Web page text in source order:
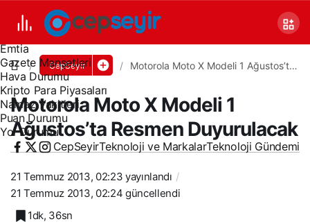
Covid 19
Döviz Kurları
Emtia
Gazete Manşetleri
Hava Durumu
Kripto Para Piyasaları
Namaz Vakitleri
Puan Durumu
Yol Durumu
CepSeyirTeknoloji ve MarkalarTeknoloji Gündemi
CepSeyir
Motorola Moto X Modeli 1 Ağustos’ta
Motorola Moto X Modeli 1
Ağustos’ta Resmen Duyurulacak
21 Temmuz 2013, 02:23 yayınlandı
21 Temmuz 2013, 02:24 güncellendi
1dk, 36sn